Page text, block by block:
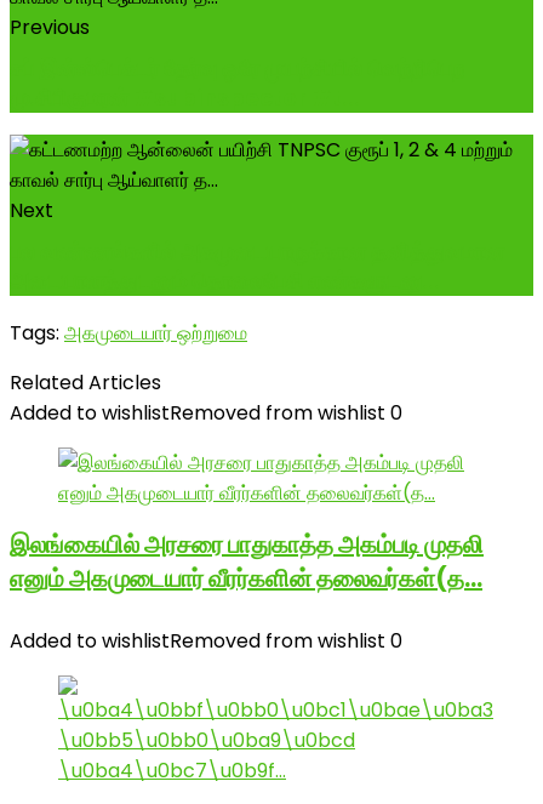
Previous
Next
Tags: அகமுடையார் ஒற்றுமை
Related Articles
Added to wishlistRemoved from wishlist 0
இலங்கையில் அரசரை பாதுகாத்த அகம்படி முதலி
எனும் அகமுடையார் வீரர்களின் தலைவர்கள்(த…
Added to wishlistRemoved from wishlist 0